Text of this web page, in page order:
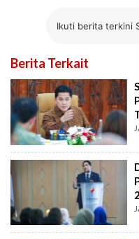
Ikuti berita terkini
Berita Terkait